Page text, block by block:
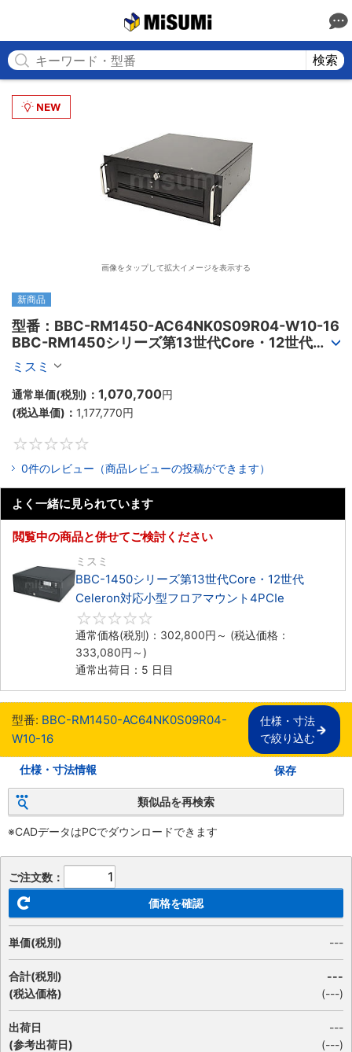
検索
画像をタップして拡大イメージを表示する
新商品
型番：BBC-RM1450-AC64NK0S09R04-W10-16
BBC-RM1450シリーズ第13世代Core・12世代
Celeron対応ラックマウント4PCIe
ミスミ
通常単価(税別)： 1,070,700円
(税込単価)： 1,177,770円
0件のレビュー（商品レビューの投稿ができます）
よく一緒に見られています
閲覧中の商品と併せてご検討ください
ミスミ
BBC-1450シリーズ第13世代Core・12世代
Celeron対応小型フロアマウント4PCIe
通常価格(税別)： 302,800円 ～ (税込価格：
333,080円 ～)
通常出荷日：5 日目
型番: BBC-RM1450-AC64NK0S09R04-
W10-16
仕様・寸法
で絞り込む
仕様・寸法情報 保存
類似品を再検索
※CADデータはPCでダウンロードできます
ご注文数：
価格を確認
単価(税別) ---
合計(税別)
(税込価格)
---
(---)
出荷日
(参考出荷日)
---
(---)